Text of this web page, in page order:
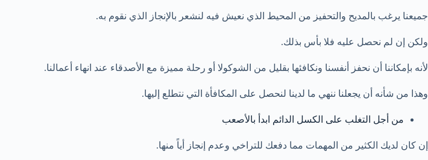
جميعنا يرغب بالمديح والتحفيز من المحيط الذي نعيش فيه لنشعر بالإنجاز الذي نقوم به.
ولكن إن لم نحصل عليه فلا بأس بذلك.
لأنه بإمكاننا أن نحفز أنفسنا ونكافئها بقليل من الشوكولا أو رحلة مميزة مع الأصدقاء عند انهاء أعمالنا.
وهذا من شأنه أن يجعلنا ننهي ما لدينا لنحصل على المكافأة التي نتطلع إليها.
من أجل التغلب على الكسل الدائم ابدأ بالأصعب
إن كان لديك الكثير من المهمات مما دفعك للتراخي وعدم إنجاز أياً منها.